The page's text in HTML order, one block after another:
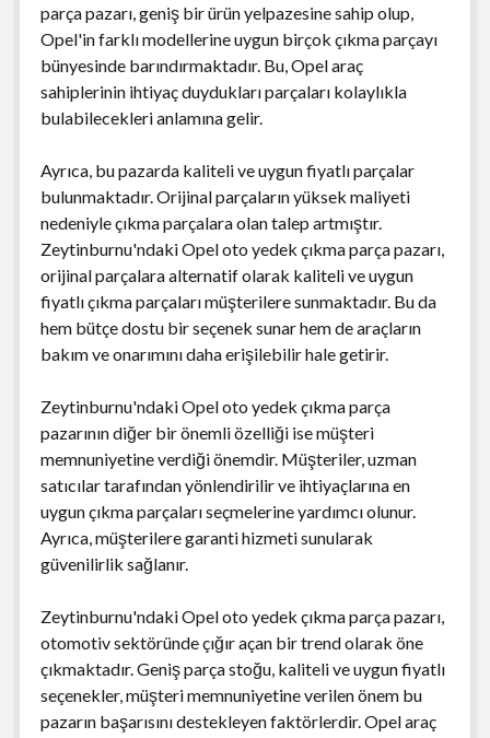
parça pazarı, geniş bir ürün yelpazesine sahip olup,
Opel'in farklı modellerine uygun birçok çıkma parçayı
bünyesinde barındırmaktadır. Bu, Opel araç
sahiplerinin ihtiyaç duydukları parçaları kolaylıkla
bulabilecekleri anlamına gelir.
Ayrıca, bu pazarda kaliteli ve uygun fiyatlı parçalar
bulunmaktadır. Orijinal parçaların yüksek maliyeti
nedeniyle çıkma parçalara olan talep artmıştır.
Zeytinburnu'ndaki Opel oto yedek çıkma parça pazarı,
orijinal parçalara alternatif olarak kaliteli ve uygun
fiyatlı çıkma parçaları müşterilere sunmaktadır. Bu da
hem bütçe dostu bir seçenek sunar hem de araçların
bakım ve onarımını daha erişilebilir hale getirir.
Zeytinburnu'ndaki Opel oto yedek çıkma parça
pazarının diğer bir önemli özelliği ise müşteri
memnuniyetine verdiği önemdir. Müşteriler, uzman
satıcılar tarafından yönlendirilir ve ihtiyaçlarına en
uygun çıkma parçaları seçmelerine yardımcı olunur.
Ayrıca, müşterilere garanti hizmeti sunularak
güvenilirlik sağlanır.
Zeytinburnu'ndaki Opel oto yedek çıkma parça pazarı,
otomotiv sektöründe çığır açan bir trend olarak öne
çıkmaktadır. Geniş parça stoğu, kaliteli ve uygun fiyatlı
seçenekler, müşteri memnuniyetine verilen önem bu
pazarın başarısını destekleyen faktörlerdir. Opel araç